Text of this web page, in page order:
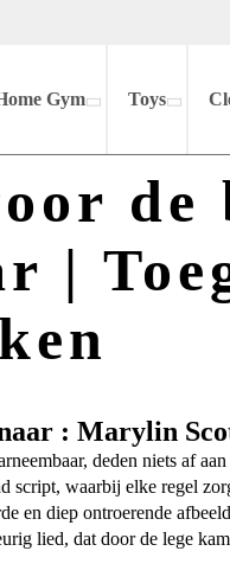
Gym Toys
de
|
: Marylin
deden niets af
script, waarbij elke regel
en diep ontroerende
lied, dat door de lege